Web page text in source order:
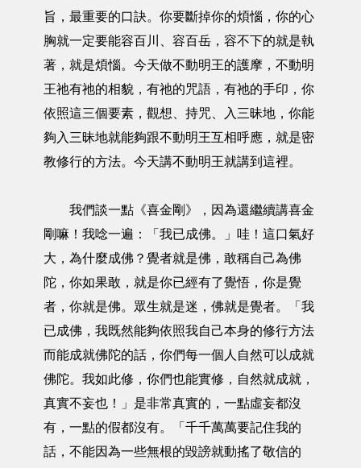
旨，最重要的口訣。你要斷掉你的煩惱，你的心
胸就一定要能容百川、容百岳，容不下的就是執
著，就是煩惱。今天做不動明王的護摩，不動明
王祂有祂的相貌，有祂的咒語，有祂的手印，你
依照這三個要素，觀想、持咒、入三昧地，你能
夠入三昧地就能夠跟不動明王互相呼應，就是密
教修行的方法。今天講不動明王就講到這裡。
我們談一點《喜金剛》，因為還繼續講喜金
剛嘛！我唸一遍：「我已成佛。」哇！這口氣好
大，為什麼成佛？覺者就是佛，敢稱自己為佛
陀，你如果敢，就是你已經有了覺悟，你是覺
者，你就是佛。眾生就是迷，佛就是覺者。「我
已成佛，我既然能夠依照我自己本身的修行方法
而能成就佛陀的話，你們每一個人自然可以成就
佛陀。我如此修，你們也能實修，自然就成就，
真實不妄也！」是非常真實的，一點虛妄都沒
有，一點的假都沒有。「千千萬萬要記住我的
話，不能因為一些無根的毀謗就動搖了敬信的